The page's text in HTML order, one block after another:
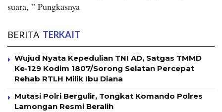
suara, ” Pungkasnya
BERITA TERKAIT
Wujud Nyata Kepedulian TNI AD, Satgas TMMD
Ke-129 Kodim 1807/Sorong Selatan Percepat
Rehab RTLH Milik Ibu Diana
Mutasi Polri Bergulir, Tongkat Komando Polres
Lamongan Resmi Beralih